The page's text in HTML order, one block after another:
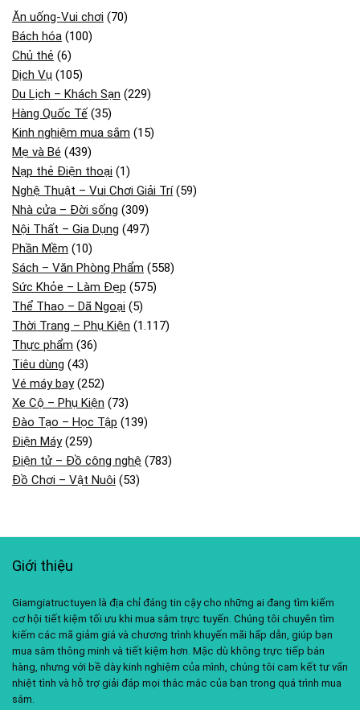
Ăn uống-Vui chơi (70)
Bách hóa (100)
Chủ thẻ (6)
Dịch Vụ (105)
Du Lịch – Khách Sạn (229)
Hàng Quốc Tế (35)
Kinh nghiệm mua sắm (15)
Mẹ và Bé (439)
Nạp thẻ Điện thoại (1)
Nghệ Thuật – Vui Chơi Giải Trí(59)
Nhà cửa – Đời sống (309)
Nội Thất – Gia Dụng (497)
Phần Mềm (10)
Sách – Văn Phòng Phẩm (558)
Sức Khỏe – Làm Đẹp (575)
Thể Thao – Dã Ngoại (5)
Thời Trang – Phụ Kiện (1.117)
Thực phẩm (36)
Tiêu dùng (43)
Vé máy bay(252)
Xe Cộ – Phụ Kiện (73)
Đào Tạo – Học Tập (139)
Điện Máy(259)
Điện tử – Đồ công nghệ (783)
Đồ Chơi – Vật Nuôi (53)
Giới thiệu
Giamgiatructuyen là địa chỉ đáng tin cậy cho những ai đang tìm kiếm
cơ hội tiết kiệm tối ưu khi mua sắm trực tuyến. Chúng tôi chuyên tìm
kiếm các mã giảm giá và chương trình khuyến mãi hấp dẫn, giúp bạn
mua sắm thông minh và tiết kiệm hơn. Mặc dù không trực tiếp bán
hàng, nhưng với bề dày kinh nghiệm của mình, chúng tôi cam kết tư vấn
nhiệt tình và hỗ trợ giải đáp mọi thắc mắc của bạn trong quá trình mua
sắm.